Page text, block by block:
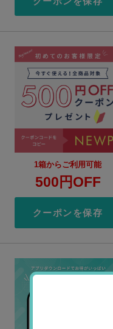
1箱からご利用可能
500円OFF
クーポンを保存